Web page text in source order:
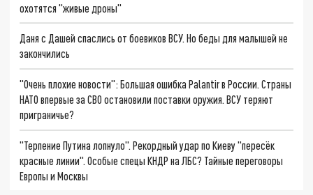
охотятся "живые дроны"
Даня с Дашей спаслись от боевиков ВСУ. Но беды для малышей не
закончились
"Очень плохие новости": Большая ошибка Palantir в России. Страны
НАТО впервые за СВО остановили поставки оружия. ВСУ теряют
приграничье?
"Терпение Путина лопнуло". Рекордный удар по Киеву "пересёк
красные линии". Особые спецы КНДР на ЛБС? Тайные переговоры
Европы и Москвы